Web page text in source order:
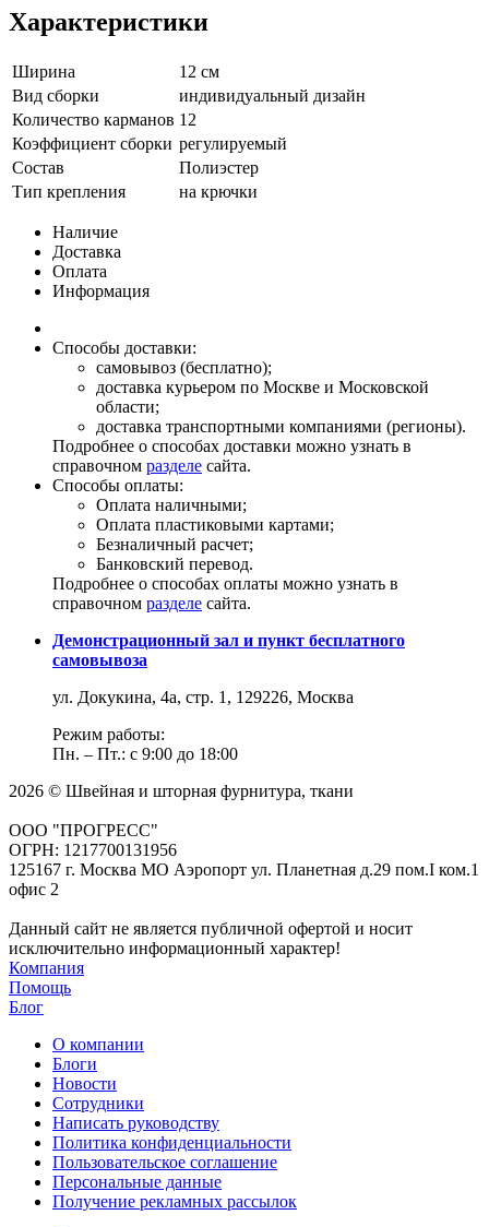
Характеристики
Ширина
12 см
Вид сборки
индивидуальный дизайн
Количество карманов 12
Коэффициент сборки регулируемый
Состав
Полиэстер
Тип крепления
на крючки
Наличие
Доставка
Оплата
Информация
Способы доставки:
самовывоз (бесплатно);
доставка курьером по Москве и Московской
области;
доставка транспортными компаниями (регионы).
Подробнее о способах доставки можно узнать в
справочном разделе сайта.
Способы оплаты:
Оплата наличными;
Оплата пластиковыми картами;
Безналичный расчет;
Банковский перевод.
Подробнее о способах оплаты можно узнать в
справочном разделе сайта.
Демонстрационный зал и пункт бесплатного
самовывоза
ул. Докукина, 4а, стр. 1, 129226, Москва
Режим работы:
Пн. – Пт.: с 9:00 до 18:00
2026 © Швейная и шторная фурнитура, ткани
ООО "ПРОГРЕСС"
ОГРН: 1217700131956
125167 г. Москва МО Аэропорт ул. Планетная д.29 пом.I ком.1
офис 2
Данный сайт не является публичной офертой и носит
исключительно информационный характер!
Компания
Помощь
Блог
О компании
Блоги
Новости
Сотрудники
Написать руководству
Политика конфиденциальности
Пользовательское соглашение
Персональные данные
Получение рекламных рассылок